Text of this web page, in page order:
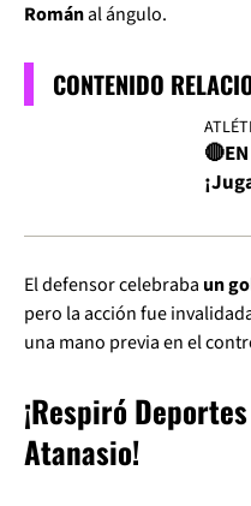
Románal ángulo.
CONTENIDO
El defensor celebraba un
pero la acción fue
una mano previa en el
¡Respiró
Atanasio!